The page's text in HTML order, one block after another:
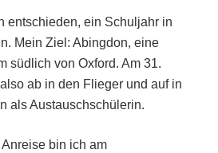
entschieden, ein Schuljahr in
Mein Ziel: Abingdon, eine
südlich von Oxford. Am 31.
ab in den Flieger und auf in
als Austauschschülerin.
bin ich am